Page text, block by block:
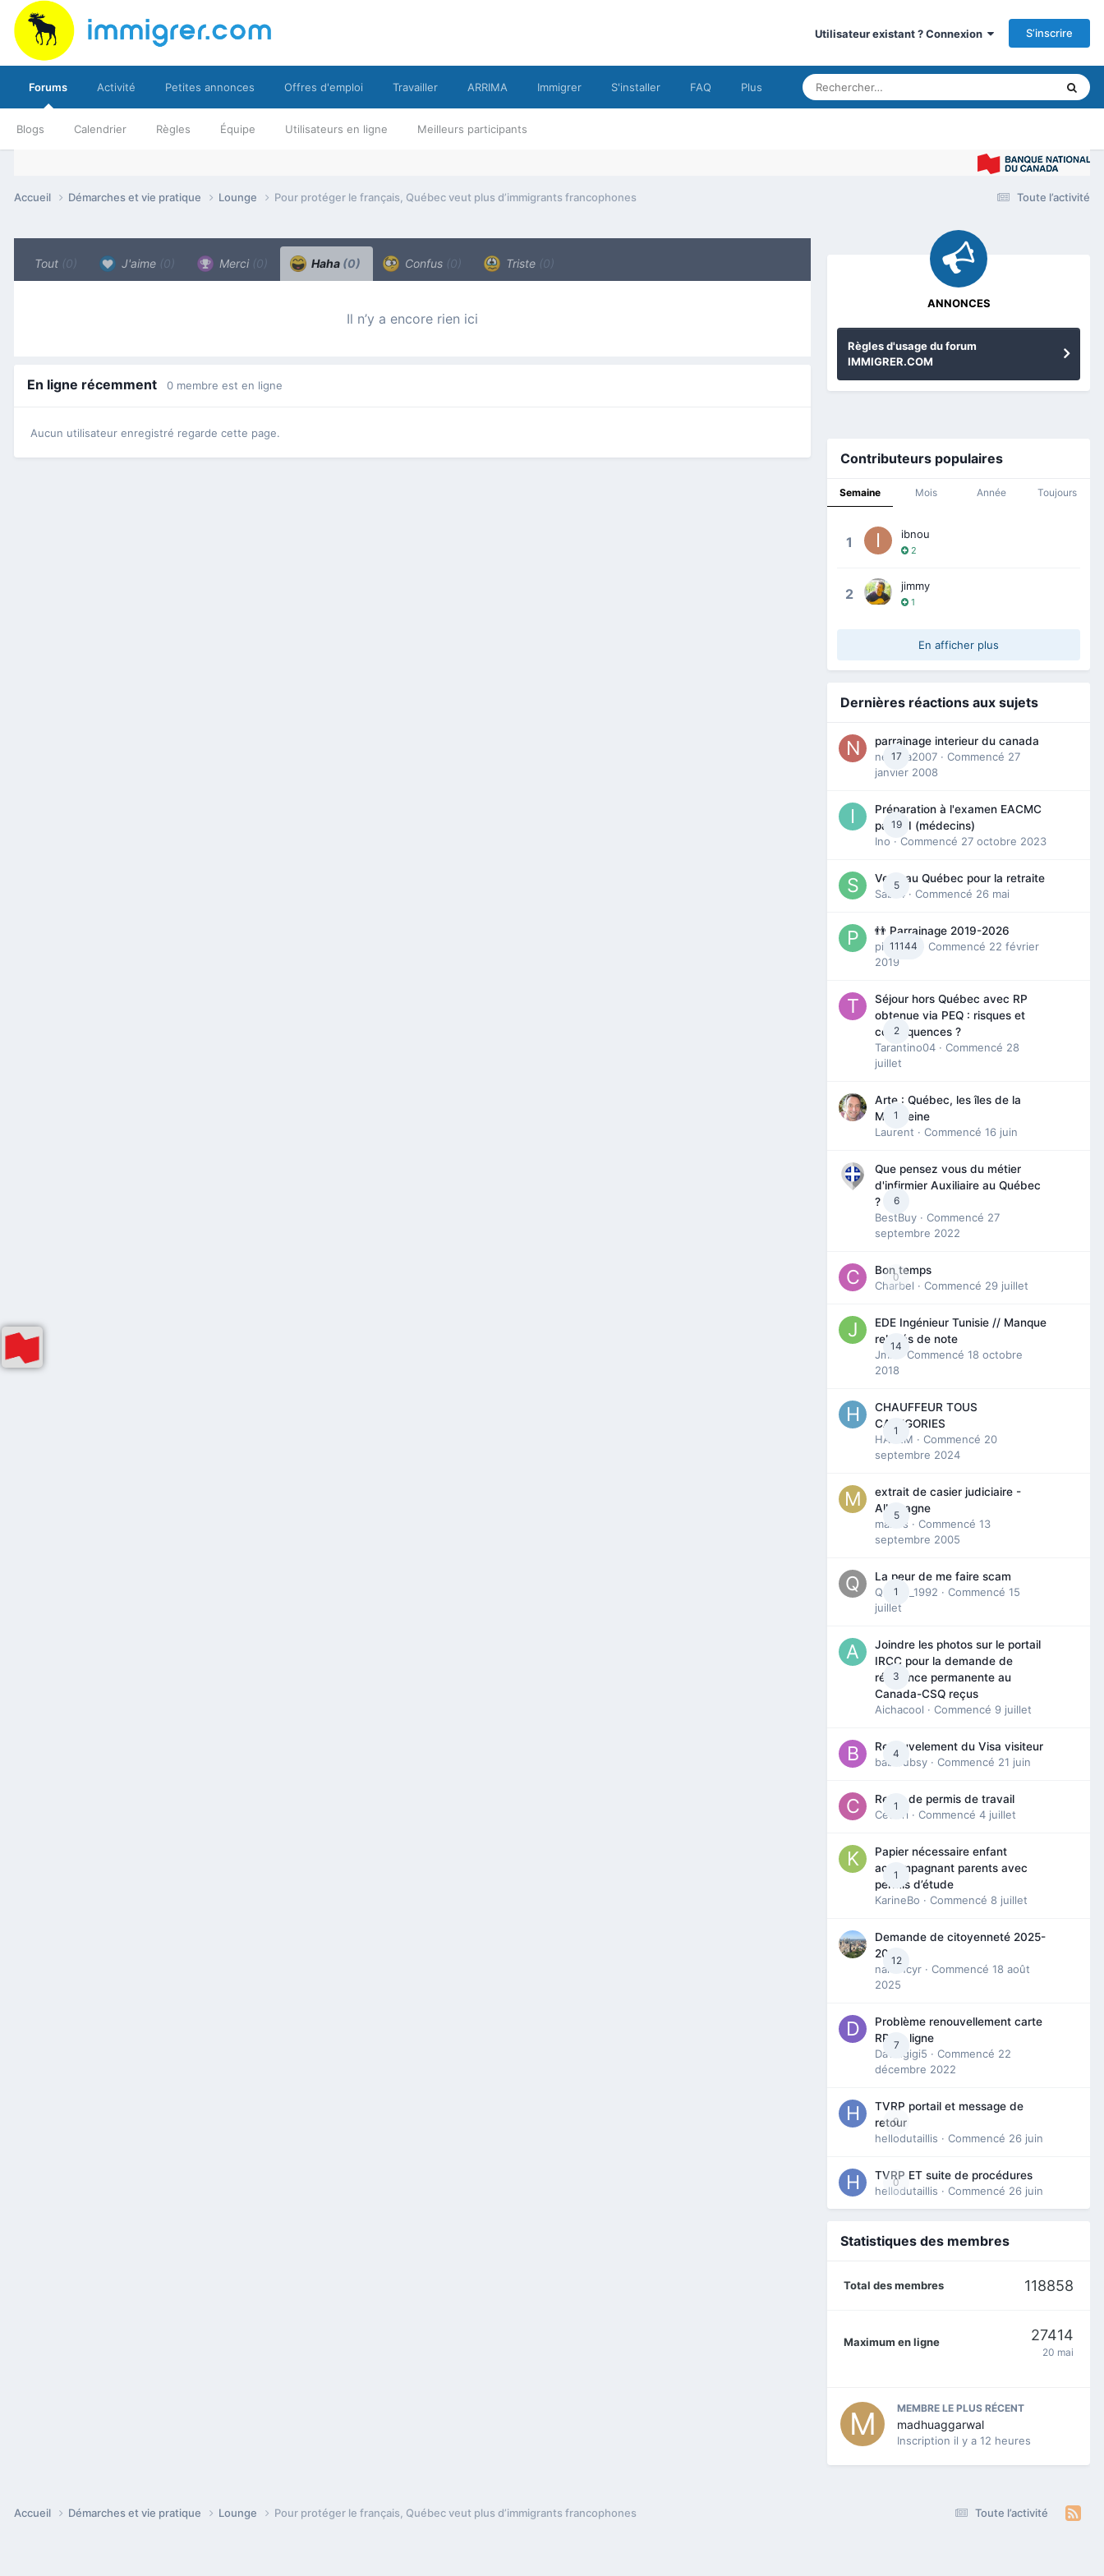
Utilisateur existant ? Connexion S’inscrire
Forums
Blogs Calendrier Règles Équipe Utilisateurs en ligne Meilleurs participants
Activité Petites annonces Offres d'emploi Travailler ARRIMA Immigrer S'installer FAQ Plus
Toute l’activité
Accueil Démarches et vie pratique Lounge Pour protéger le français, Québec veut plus d’immigrants francophones
Tout (0) J'aime (0) Merci (0) Haha (0) Confus (0) Triste (0)
Il n’y a encore rien ici
En ligne récemment 0 membre est en ligne
Aucun utilisateur enregistré regarde cette page.
ANNONCES
Règles d'usage du forum
IMMIGRER.COM
Contributeurs populaires
Semaine Mois Année Toujours
1 ibnou
2
2 jimmy
1
En afficher plus
Dernières réactions aux sujets
17
parrainage interieur du canada
nedjma2007 · Commencé 27
janvier 2008
19
Préparation à l'examen EACMC
partie I (médecins)
Ino · Commencé 27 octobre 2023
5
Venir au Québec pour la retraite
Sab74 · Commencé 26 mai
11144
👬 Parrainage 2019-2026
piinoush
· Commencé 22 février
2019
2
Séjour hors Québec avec RP
obtenue via PEQ : risques et
conséquences ?
Tarantino04 · Commencé 28
juillet
1
Arte : Québec, les îles de la
Madeleine
Laurent · Commencé 16 juin
6
Que pensez vous du métier
d'infirmier Auxiliaire au Québec
?
BestBuy · Commencé 27
septembre 2022
0
Bon temps
Charbel · Commencé 29 juillet
14
EDE Ingénieur Tunisie // Manque
relevés de note
Jmili
· Commencé 18 octobre
2018
1
CHAUFFEUR TOUS
CATEGORIES
HAZEM · Commencé 20
septembre 2024
5
extrait de casier judiciaire -
Allemagne
maries · Commencé 13
septembre 2005
1
La peur de me faire scam
Queen_1992 · Commencé 15
juillet
3
Joindre les photos sur le portail
IRCC pour la demande de
résidence permanente au
Canada-CSQ reçus
Aichacool · Commencé 9 juillet
4
Renouvelement du Visa visiteur
babibubsy · Commencé 21 juin
1
Refus de permis de travail
Cedbri · Commencé 4 juillet
1
Papier nécessaire enfant
accompagnant parents avec
permis d’étude
KarineBo · Commencé 8 juillet
12
Demande de citoyenneté 2025-
2026
nanancyr · Commencé 18 août
2025
7
Problème renouvellement carte
RP en ligne
Davidgigi5 · Commencé 22
décembre 2022
0
TVRP portail et message de
retour
hellodutaillis · Commencé 26 juin
0
TVRP ET suite de procédures
hellodutaillis · Commencé 26 juin
Statistiques des membres
Total des membres 118858
Maximum en ligne 27414
20 mai
MEMBRE LE PLUS RÉCENT
madhuaggarwal
Inscription il y a 12 heures
Toute l’activité
Accueil Démarches et vie pratique Lounge Pour protéger le français, Québec veut plus d’immigrants francophones